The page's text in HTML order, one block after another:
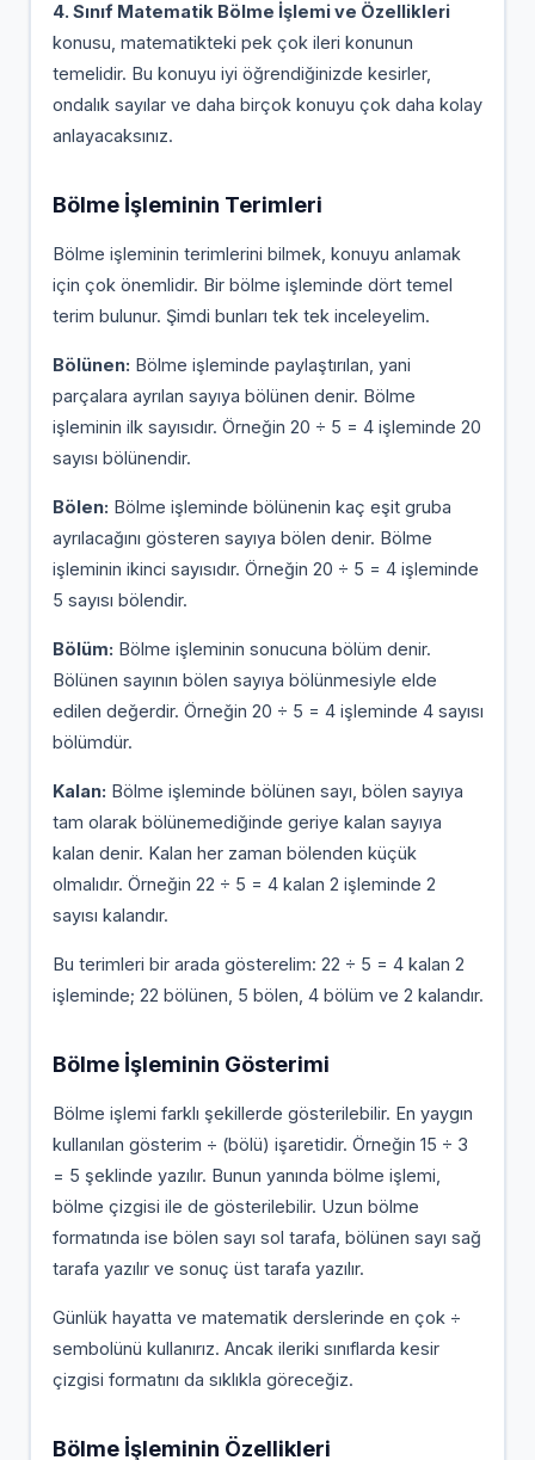
4. Sınıf Matematik Bölme İşlemi ve Özellikleri
konusu, matematikteki pek çok ileri konunun
temelidir. Bu konuyu iyi öğrendiğinizde kesirler,
ondalık sayılar ve daha birçok konuyu çok daha kolay
anlayacaksınız.
Bölme İşleminin Terimleri
Bölme işleminin terimlerini bilmek, konuyu anlamak
için çok önemlidir. Bir bölme işleminde dört temel
terim bulunur. Şimdi bunları tek tek inceleyelim.
Bölünen: Bölme işleminde paylaştırılan, yani
parçalara ayrılan sayıya bölünen denir. Bölme
işleminin ilk sayısıdır. Örneğin 20 ÷ 5 = 4 işleminde 20
sayısı bölünendir.
Bölen: Bölme işleminde bölünenin kaç eşit gruba
ayrılacağını gösteren sayıya bölen denir. Bölme
işleminin ikinci sayısıdır. Örneğin 20 ÷ 5 = 4 işleminde
5 sayısı bölendir.
Bölüm: Bölme işleminin sonucuna bölüm denir.
Bölünen sayının bölen sayıya bölünmesiyle elde
edilen değerdir. Örneğin 20 ÷ 5 = 4 işleminde 4 sayısı
bölümdür.
Kalan: Bölme işleminde bölünen sayı, bölen sayıya
tam olarak bölünemediğinde geriye kalan sayıya
kalan denir. Kalan her zaman bölenden küçük
olmalıdır. Örneğin 22 ÷ 5 = 4 kalan 2 işleminde 2
sayısı kalandır.
Bu terimleri bir arada gösterelim: 22 ÷ 5 = 4 kalan 2
işleminde; 22 bölünen, 5 bölen, 4 bölüm ve 2 kalandır.
Bölme İşleminin Gösterimi
Bölme işlemi farklı şekillerde gösterilebilir. En yaygın
kullanılan gösterim ÷ (bölü) işaretidir. Örneğin 15 ÷ 3
= 5 şeklinde yazılır. Bunun yanında bölme işlemi,
bölme çizgisi ile de gösterilebilir. Uzun bölme
formatında ise bölen sayı sol tarafa, bölünen sayı sağ
tarafa yazılır ve sonuç üst tarafa yazılır.
Günlük hayatta ve matematik derslerinde en çok ÷
sembolünü kullanırız. Ancak ileriki sınıflarda kesir
çizgisi formatını da sıklıkla göreceğiz.
Bölme İşleminin Özellikleri